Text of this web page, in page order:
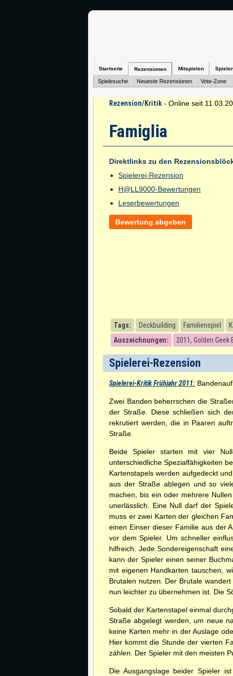
Startseite Rezensionen Mitspielen
Spielesuche Neueste Rezensionen Vote-Zone
Rezension/Kritik - Online seit
Famiglia
Direktlinks zu den
Spielerei-Rezension
H@LL9000-Bewertungen
Leserbewertungen
Bewertung abgeben
Tags: Deckbuilding Familienspiel
Auszeichnungen:
2011, Golden
Spielerei-Rezension
Spielerei-Kritik Frühjahr 2011:
Zwei Banden beherrschen die
der Straße. Diese schließen sich
rekrutiert werden, die in Paaren
Straße.
Beide Spieler starten mit vier
unterschiedliche Spezialfähigkeiten
Kartenstapels werden aufgedeckt
aus der Straße ablegen und so
machen, bis ein oder mehrere
unerlässlich. Eine Null darf der
muss er zwei Karten der gleichen
einen Einser dieser Familie aus der
vor dem Spieler. Um schneller
hilfreich. Jede Sondereigenschaft
kann der Spieler einen seiner
mit eigenen Handkarten tauschen,
Brutalen nutzen. Der Brutale
nun leichter zu übernehmen ist. Die
Sobald der Kartenstapel einmal
Straße abgelegt werden, um neue
keine Karten mehr in der Auslage
Hier kommt die Stunde der vierten
zählen. Der Spieler mit den meisten
Die Ausgangslage beider Spieler